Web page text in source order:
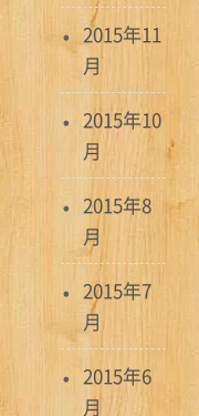
2015年11
月
2015年10
月
2015年8
月
2015年7
月
2015年6
月